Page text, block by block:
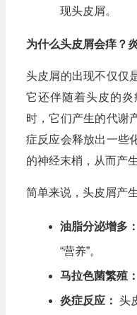
现头皮屑。
为什么头皮屑会痒？
头皮屑的出现不仅仅
它还伴随着头皮的
时，它们产生的代谢
症反应会释放出一些
的神经末梢，从而产
简单来说，头皮屑产
油脂分泌增多：
“营养”。
马拉色菌繁殖：
炎症反应： 头